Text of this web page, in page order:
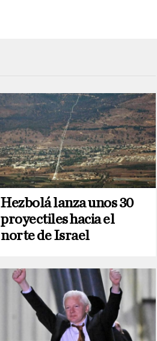
Hezbolá lanza unos 30
proyectiles hacia el
norte de Israel